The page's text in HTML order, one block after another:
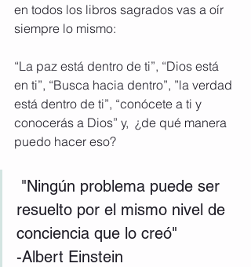
en todos los libros sagrados vas a oír
siempre lo mismo:
“La paz está dentro de ti”, “Dios está
en ti”, “Busca hacia dentro”, ”la verdad
está dentro de ti”, “conócete a ti y
conocerás a Dios” y,  ¿de qué manera
puedo hacer eso?
resuelto por el mismo nivel de
conciencia que lo creó"
-Albert Einstein